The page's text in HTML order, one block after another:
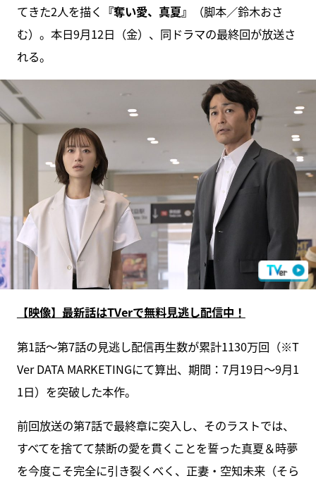
てきた2人を描く 『奪い愛、真夏』
（脚本／鈴木おさ
む）。本日9月12日（金）、同ドラマの最終回が放送さ
れる。
【映像】最新話はTVerで無料見逃し配信中！
第1話～第7話の見逃し配信再生数が累計1130万回（※T
Ver DATA MARKETINGにて算出、期間：7月19日～9月1
1日）を突破した本作。
前回放送の第7話で最終章に突入し、そのラストでは、
すべてを捨てて禁断の愛を貫くことを誓った真夏＆時夢
を今度こそ完全に引き裂くべく、正妻・空知未来（そら